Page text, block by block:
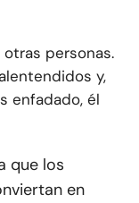
personas.
y,
enfadado, él
que los
en